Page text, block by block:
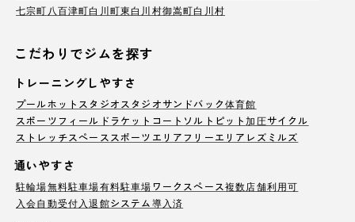
七宗町八百津町白川町東白川村御嵩町白川村
こだわりでジムを探す
トレーニングしやすさ
プールホットスタジオスタジオサンドバック体育館
スポーツフィールド ラケットコート ソルトピット加圧サイクル
ストレッチスペーススポーツエリア フリーエリア レズミルズ
通いやすさ
駐輪場無料駐車場有料駐車場ワークスペース複数店舗利用可
入会自動受付入退館システム導入済